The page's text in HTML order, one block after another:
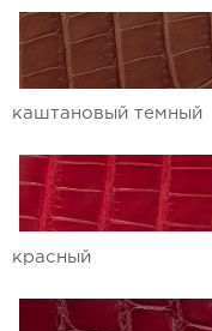
каштановый темный
красный
Ремешки для
Constantin
Ремешки для